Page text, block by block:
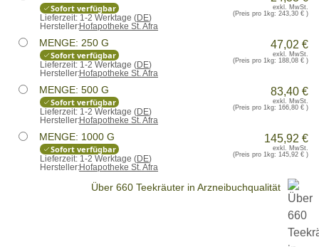
Sofort verfügbar
Lieferzeit: 1-2 Werktage (DE)
Hersteller:Hofapotheke St. Afra
exkl. MwSt.
(Preis pro 1kg: 243,30 €)
MENGE: 250 G
Sofort verfügbar
Lieferzeit: 1-2 Werktage (DE)
Hersteller:Hofapotheke St. Afra
47,02 €
exkl. MwSt.
(Preis pro 1kg: 188,08 €)
MENGE: 500 G
Sofort verfügbar
Lieferzeit: 1-2 Werktage (DE)
Hersteller:Hofapotheke St. Afra
83,40 €
exkl. MwSt.
(Preis pro 1kg: 166,80 €)
MENGE: 1000 G
Sofort verfügbar
Lieferzeit: 1-2 Werktage (DE)
Hersteller:Hofapotheke St. Afra
145,92 €
exkl. MwSt.
(Preis pro 1kg: 145,92 €)
Über 660 Teekräuter in Arzneibuchqualität